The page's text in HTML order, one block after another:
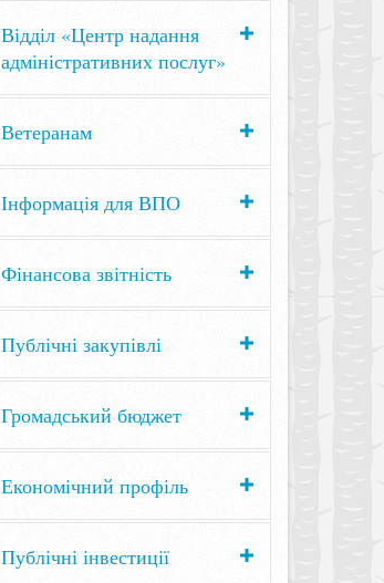
Відділ «Центр надання
адміністративних послуг»
Ветеранам
Інформація для ВПО
Фінансова звітність
Публічні закупівлі
Громадський бюджет
Економічний профіль
Публічні інвестиції